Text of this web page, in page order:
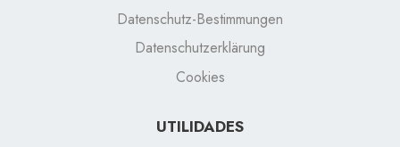
Datenschutz-Bestimmungen
Datenschutzerklärung
Cookies
UTILIDADES